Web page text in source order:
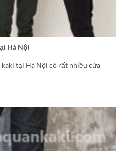
Hà Nội
tại Hà Nội có rất nhiều cửa